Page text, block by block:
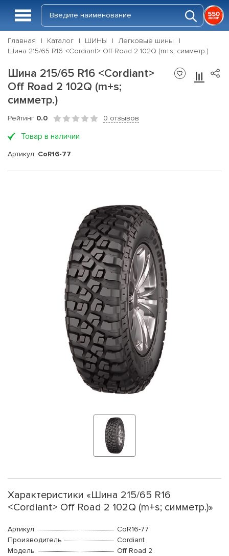
Главная Каталог ШИНЫ
Легковые шины
Шина 215/65 R16 <Cordiant> Off Road 2 102Q (m+s; симметр.)
Шина 215/65 R16 <Cordiant>
Off Road 2 102Q (m+s;
симметр.)
Рейтинг 0.0 0 отзывов
Товар в наличии
Артикул: CoR16-77
Характеристики «Шина 215/65 R16
<Cordiant> Off Road 2 102Q (m+s; симметр.)»
Артикул
CoR16-77
Производитель
Cordiant
Модель
Off Road 2